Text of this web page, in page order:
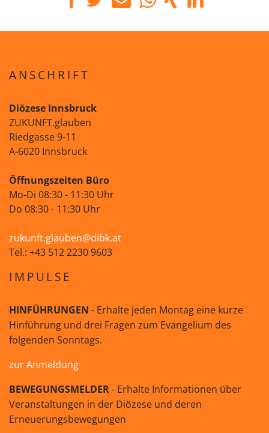
ANSCHRIFT
Diözese Innsbruck
ZUKUNFT.glauben
Riedgasse 9-11
A-6020 Innsbruck
Öffnungszeiten Büro
Mo-Di 08:30 - 11:30 Uhr
Do 08:30 - 11:30 Uhr
zukunft.glauben@dibk.at
Tel.: +43 512 2230 9603
IMPULSE
HINFÜHRUNGEN - Erhalte jeden Montag eine kurze
Hinführung und drei Fragen zum Evangelium des
folgenden Sonntags.
zur Anmeldung
BEWEGUNGSMELDER- Erhalte Informationen über
Veranstaltungen in der Diözese und deren
Erneuerungsbewegungen